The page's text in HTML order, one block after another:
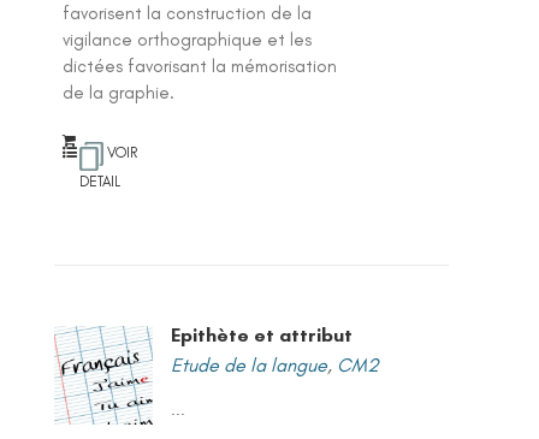
favorisent la construction de la
vigilance orthographique et les
dictées favorisant la mémorisation
de la graphie.
VOIR
DETAIL
Epithète et attribut
Etude de la langue, CM2
...